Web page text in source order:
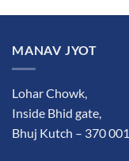
MANAV JYOT
Lohar Chowk,
Inside Bhid gate,
Bhuj Kutch – 370 001